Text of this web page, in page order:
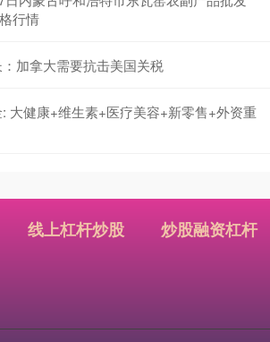
行情
加拿大需要抗击美国关税
大健康+维生素+医疗美容+新零售+外资重
线上杠杆炒股 炒股融资杠杆